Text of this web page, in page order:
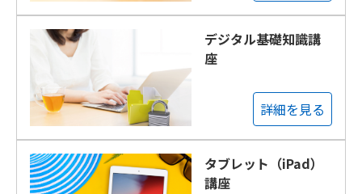
デジタル基礎知識講
座
詳細を見る
タブレット（iPad）
講座